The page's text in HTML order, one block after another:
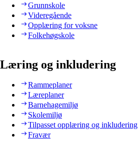
Grunnskole
Videregående
Opplæring for voksne
Folkehøgskole
Læring og inkludering
Rammeplaner
Læreplaner
Barnehagemiljø
Skolemiljø
Tilpasset opplæring og inkludering
Fravær